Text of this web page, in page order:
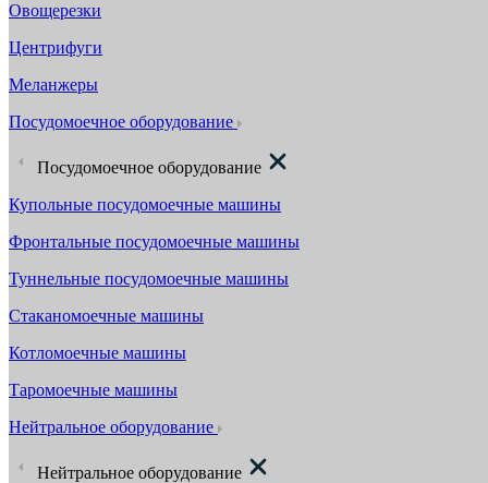
Овощерезки
Центрифуги
Меланжеры
Посудомоечное оборудование
Посудомоечное оборудование
Купольные посудомоечные машины
Фронтальные посудомоечные машины
Туннельные посудомоечные машины
Стаканомоечные машины
Котломоечные машины
Таромоечные машины
Нейтральное оборудование
Нейтральное оборудование